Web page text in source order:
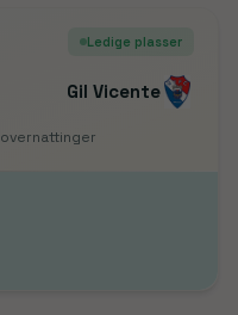
Ledige plasser
Gil Vicente
overnattinger